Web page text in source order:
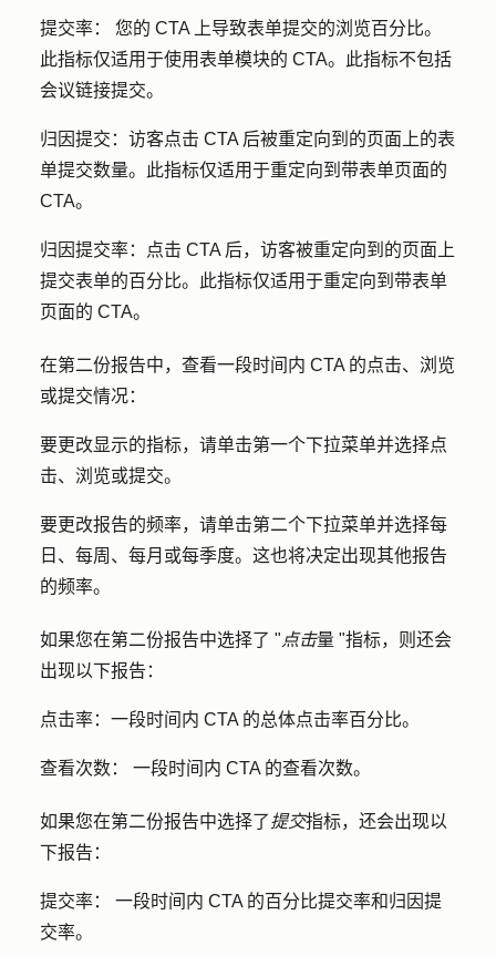
提交率： 您的 CTA 上导致表单提交的浏览百分比。
此指标仅适用于使用表单模块的 CTA。此指标不包括
会议链接提交。
归因提交 ：访客点击 CTA 后被重定向到的页面上的表
单提交数量。此指标仅适用于重定向到带表单页面的
CTA。
归因提交率：点击 CTA 后，访客被重定向到的页面上
提交表单的百分比。此指标仅适用于重定向到带表单
页面的 CTA。
在第二份报告中，查看一段时间内 CTA 的点击、浏览
或提交情况：
要更改显示的指标，请单击第一个下拉菜单并选择点
击、 浏览或提交。
要更改报告的频率，请单击第二个下拉菜单并选择每
日 、 每周 、 每月 或每季度。这也将决定出现其他报告
的频率。
如果您在第二份报告中选择了 "点击量 "指标，则还会
出现以下报告：
点击率： 一段时间内 CTA 的总体点击率百分比。
查看次数： 一段时间内 CTA 的查看次数。
如果您在第二份报告中选择了提交指标，还会出现以
下报告：
提交率： 一段时间内 CTA 的百分比提交率和归因提
交率。